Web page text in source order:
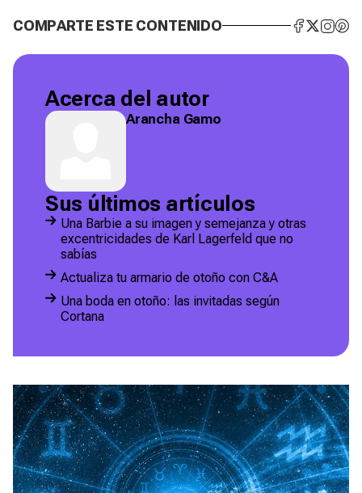
COMPARTE ESTE CONTENIDO
Acerca del autor
Arancha Gamo
Sus últimos artículos
Una Barbie a su imagen y semejanza y otras
excentricidades de Karl Lagerfeld que no
sabías
Actualiza tu armario de otoño con C&A
Una boda en otoño: las invitadas según
Cortana